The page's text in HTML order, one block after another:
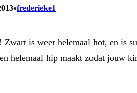
•frederieke1
Zwart is weer helemaal hot, en is
helemaal hip maakt zodat jouw